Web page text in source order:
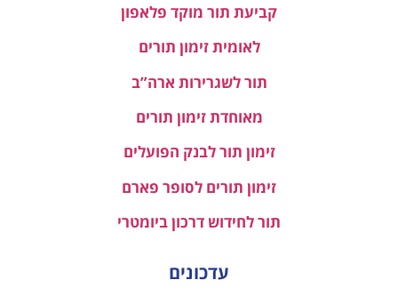
קביעת תור מוקד פלאפון
לאומית זימון תורים
תור לשגרירות ארה”ב
מאוחדת זימון תורים
זימון תור לבנק הפועלים
זימון תורים לסופר פארם
תור לחידוש דרכון ביומטרי
עדכונים